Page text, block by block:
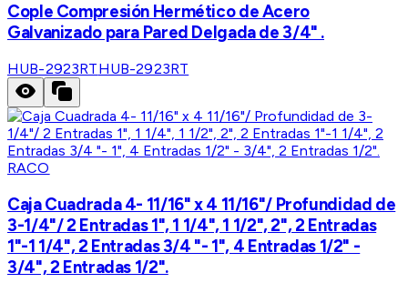
Cople Compresión Hermético de Acero
Galvanizado para Pared Delgada de 3/4" .
HUB-2923RTHUB-2923RT
RACO
Caja Cuadrada 4- 11/16" x 4 11/16"/ Profundidad de
3-1/4"/ 2 Entradas 1", 1 1/4", 1 1/2", 2", 2 Entradas
1"-1 1/4", 2 Entradas 3/4 "- 1", 4 Entradas 1/2" -
3/4", 2 Entradas 1/2".